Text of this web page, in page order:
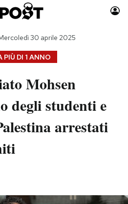
Auto
Moda
Consumismi
Storie/Idee
Mondiali calcio 2026
PIÙ DI 1 ANNO
30 aprile 2025
Mohsen
degli studenti e
arrestati